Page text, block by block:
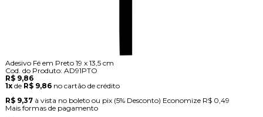
Adesivo Fé em Preto 19 x 13,5 cm
Cod. do Produto: AD91PTO
R$ 9,86
1xde R$ 9,86 no cartão de crédito
R$ 9,37 à vista no boleto ou pix (5% Desconto) Economize R$ 0,49
Mais formas de pagamento